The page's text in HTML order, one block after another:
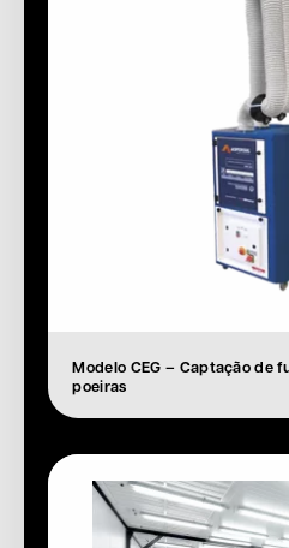
Modelo CEG – Captação de
poeiras